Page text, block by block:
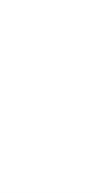
unberührte
ursprünglicher
ein Alter von bis
Metern
Baumstämme,
Waldes wirkt
Besucher
prales“
eine einfache